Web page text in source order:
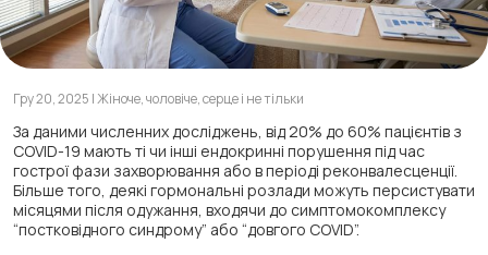
Гру 20, 2025 | Жіноче, чоловіче, серце і не тільки
За даними численних досліджень, від 20% до 60% пацієнтів з
COVID-19 мають ті чи інші ендокринні порушення під час
гострої фази захворювання або в періоді реконвалесценції.
Більше того, деякі гормональні розлади можуть персистувати
місяцями після одужання, входячи до симптомокомплексу
“постковідного синдрому” або “довгого COVID”.